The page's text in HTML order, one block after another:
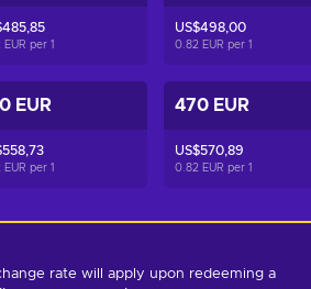
EUR per1
US$498,00
0.82 EUR per1
EUR
EUR per1
470 EUR
US$570,89
0.82 EUR per1
rate will apply upon redeeming a